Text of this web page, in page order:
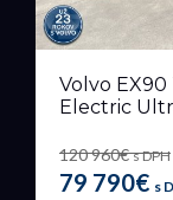
Volvo
Electric
120 960€s DPH
79 790€ s